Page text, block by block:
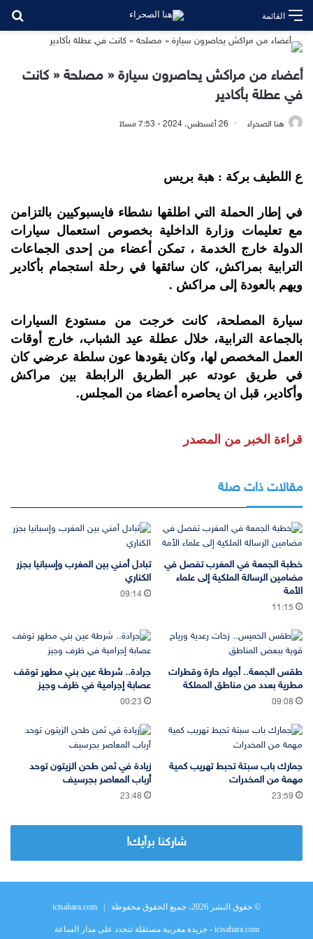
القائمة
أعضاء من مراكش يحاصرون سيارة « مصلحة « كانت
في عطلة بأكادير
هنا الصحراء 26 أغسطس، 2024 - 7:53 مساءً
ع اللطيف بركة : هبة بريس
في إطار الحملة التي اطلقها نشطاء فايسبوكيين بالتزامن
مع تعليمات وزارة الداخلية بخصوص استعمال سيارات
الدولة خارج الخدمة ، تمكن أعضاء من إحدى الجماعات
الترابية بمراكش، كان سائقها في رحلة استجمام بأكادير
ويهم بالعودة إلى مراكش .
سيارة المصلحة، كانت خرجت من مستودع السيارات
بالجماعة الترابية، خلال عطلة عيد الشباب، خارج أوقات
العمل المخصص لها، وكان يقودها عون سلطة عرضي كان
في طريق عودته عبر الطريق الرابطة بين مراكش
وأكادير، قبل ان يحاصره أعضاء من المجلس.
قراءة الخبر من المصدر
مقالات ذات صلة
خطبة الجمعة في المغرب تفصل في
مضامين الرسالة الملكية إلى علماء
الأمة
11:15
تبادل أمني بين المغرب وإسبانيا بجزر
الكناري
09:14
طقس الجمعة.. أجواء حارة وقطرات
مطرية بعدد من مناطق المملكة
09:08
جرادة.. شرطة عين بني مطهر توقف
عصابة إجرامية في ظرف وجيز
00:23
جمارك باب سبتة تحبط تهريب كمية
مهمة من المخدرات
23:59
زيادة في ثمن طحن الزيتون توحد
أرباب المعاصر بجرسيف
23:48
شاركنا برأيك!
© حقوق النشر 2026، جميع الحقوق محفوظة | icisahara.com
icisahara.com - جريدة مغربية مستقلة تتجدد على مدار الساعة